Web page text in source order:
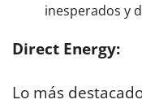
inesperados y
Direct Energy:
Lo más